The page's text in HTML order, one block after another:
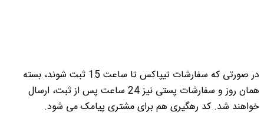
در صورتی که سفارشات تیپاکس تا ساعت 15 ثبت شوند، بسته
همان روز و سفارشات پستی نیز 24 ساعت پس از ثبت، ارسال
خواهند شد. کد رهگیری هم برای مشتری پیامک می شود.